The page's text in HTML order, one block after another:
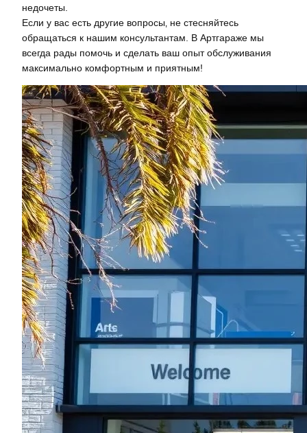
недочеты.
Если у вас есть другие вопросы‚ не стесняйтесь
обращаться к нашим консультантам. В Артгараже мы
всегда рады помочь и сделать ваш опыт обслуживания
максимально комфортным и приятным!